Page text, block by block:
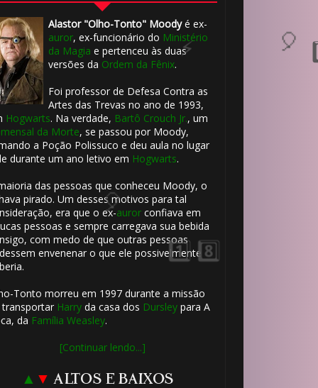
Alastor "Olho-Tonto" Moodyé ex-
auror, ex-funcionário do Ministério
da Magia e pertenceu às duas
versões da Ordem da Fênix.
Foi professor de Defesa Contra as
Artes das Trevas no ano de 1993,
Hogwarts. Na verdade, Bartô Crouch Jr., um
da Morte, se passou por Moody,
a Poção Polissuco e deu aula no lugar
durante um ano letivo em Hogwarts.
das pessoas que conheceu Moody, o
pirado. Um desses motivos para tal
era que o ex-aurorconfiava em
pessoas e sempre carregava sua bebida
com medo de que outras pessoas
envenenar o que ele possivelmente
Tonto morreu em 1997 durante a missão
transportar Harryda casa dos Dursleypara A
da Família Weasley.
[Continuar lendo...]
▲ ▼ ALTOS E BAIXOS
🎈
1️⃣ 8️⃣
⚡